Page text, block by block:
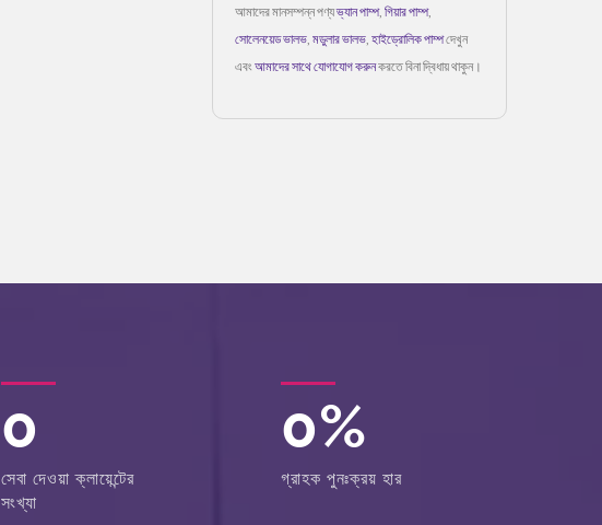
আমাদের মানসম্পন্ন পণ্যভ্যান পাম্প, গিয়ার পাম্প,
সোলেনয়েড ভালভ মডুলার ভালভ হাইড্রোলিক পাম্পদেখুন
এবং আমাদের সাথে যোগাযোগ করুনকরতে বিনা দ্বিধায় থাকুন।
0
সেবা দেওয়া ক্লায়েন্টের
সংখ্যা
0%
গ্রাহক পুনঃক্রয় হার